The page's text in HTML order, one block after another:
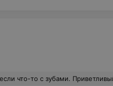
- знатоки своего дела, за всё время не возникло никаких спорных